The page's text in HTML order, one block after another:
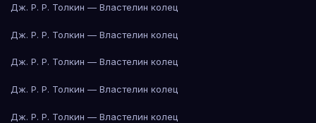
Дж. Р. Р. Толкин — Властелин колец
Дж. Р. Р. Толкин — Властелин колец
Дж. Р. Р. Толкин — Властелин колец
Дж. Р. Р. Толкин — Властелин колец
Дж. Р. Р. Толкин — Властелин колец